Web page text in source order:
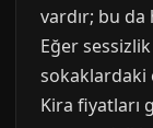
vardır; bu
Eğer
sokaklardaki
Kira fiyatları